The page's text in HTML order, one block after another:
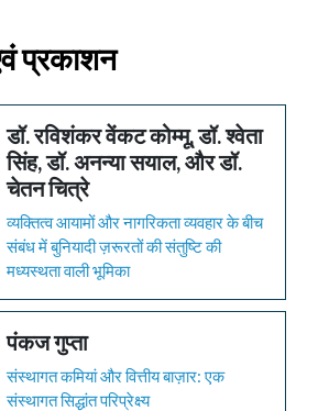
प्रकाशन
डॉ. रविशंकर वेंकट कोम्मू, डॉ. श्वेता
सिंह, डॉ. अनन्या सयाल, और डॉ.
चेतन चित्रे
व्यक्तित्व आयामों और नागरिकता व्यवहार के बीच
संबंध में बुनियादी ज़रूरतों की संतुष्टि की
मध्यस्थता वाली भूमिका
पंकज गुप्ता
संस्थागत कमियां और वित्तीय बाज़ार: एक
संस्थागत सिद्धांत परिप्रेक्ष्य